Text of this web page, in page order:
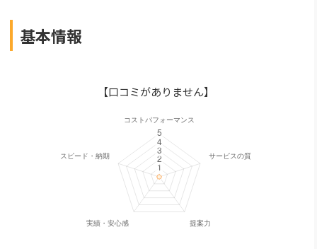
基本情報
【口コミがありません】